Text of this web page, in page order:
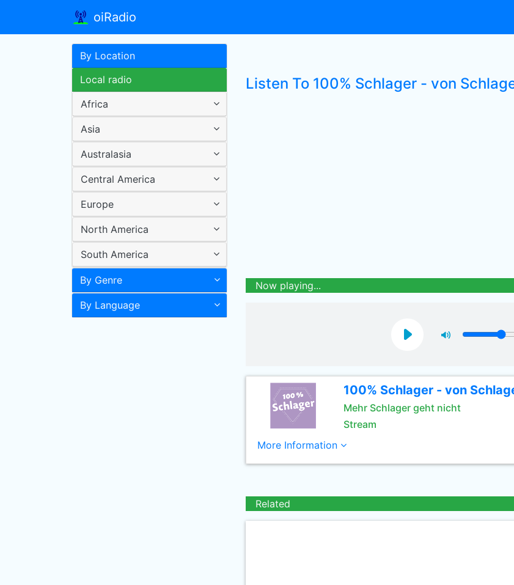
oiRadio
By Location
Local radio
Africa
Asia
Australasia
Central America
Europe
North America
South America
By Genre
By Language
Listen To 100% Schlager - von
Now playing...
100% Schlager - von
Mehr Schlager geht nicht
Stream
More Information
Related